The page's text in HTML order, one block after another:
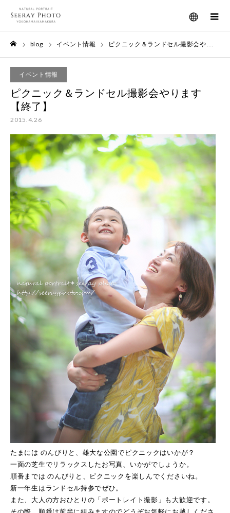
メニュー
blog イベント情報 ピクニック＆ランドセル撮影会やります【終了】
イベント情報
ピクニック＆ランドセル撮影会やります
【終了】
2015.4.26
たまには のんびりと、雄大な公園でピクニックはいかが？
一面の芝生でリラックスしたお写真、いかがでしょうか。
順番までは のんびりと、ピクニックを楽しんでくださいね。
新一年生はランドセル持参でぜひ。
また、大人の方おひとりの「ポートレイト撮影」も大歓迎です。